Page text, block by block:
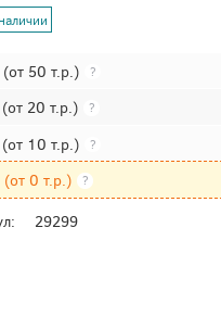
(от 50 т.р.) ?
(от 20 т.р.) ?
(от 10 т.р.) ?
(от 0 т.р.) ?
29299